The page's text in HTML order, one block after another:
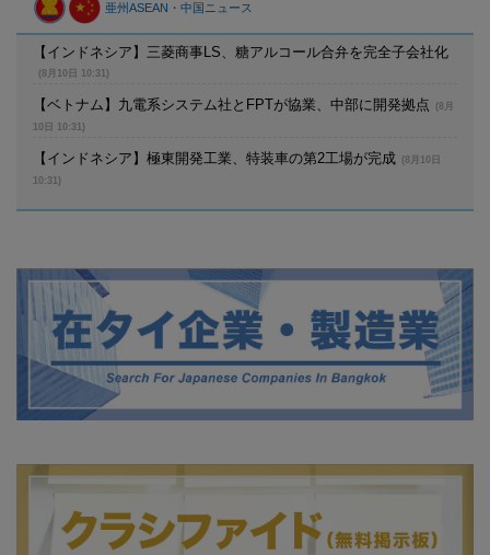
亜州ASEAN・中国ニュース
【インドネシア】三菱商事LS、糖アルコール合弁を完全子会社化
(8月10日 10:31)
【ベトナム】九電系システム社とFPTが協業、中部に開発拠点
(8月
10日 10:31)
【インドネシア】極東開発工業、特装車の第2工場が完成
(8月10日
10:31)